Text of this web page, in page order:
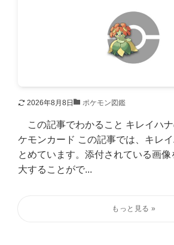
2026年8月8日 ポケモン図鑑
この記事でわかること キレイハ
ケモンカード この記事では、キレ
とめています。添付されている画
大することがで...